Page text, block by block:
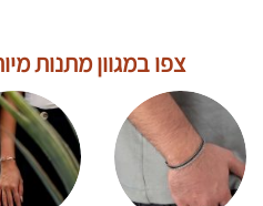
צפו במגוון מתנות